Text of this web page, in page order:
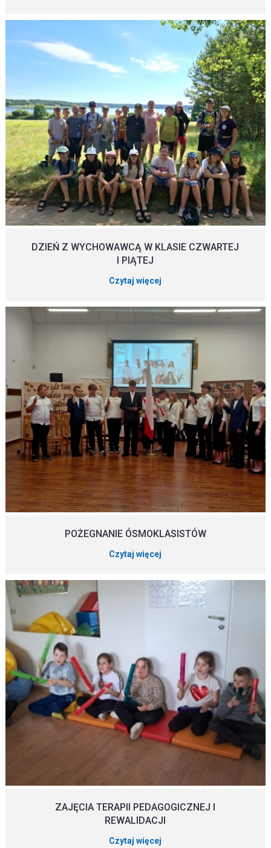
DZIEŃ Z WYCHOWAWCĄ W KLASIE CZWARTEJ
I PIĄTEJ
Czytaj więcej
POŻEGNANIE ÓSMOKLASISTÓW
Czytaj więcej
ZAJĘCIA TERAPII PEDAGOGICZNEJ I
REWALIDACJI
Czytaj więcej